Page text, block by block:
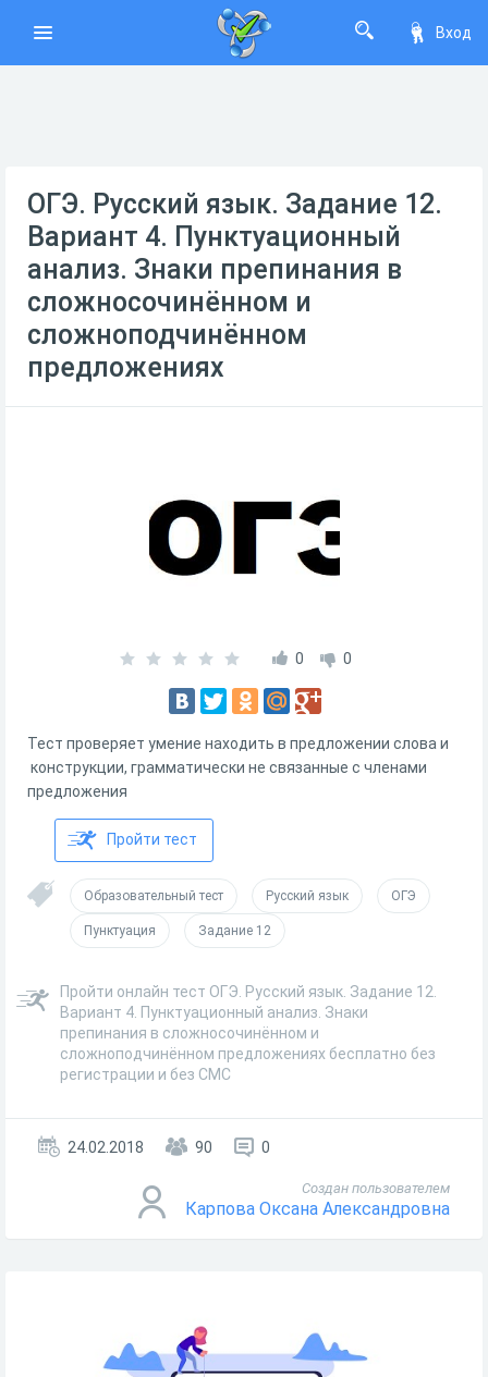
Вход
ОГЭ. Русский язык. Задание 12.
Вариант 4. Пунктуационный
анализ. Знаки препинания в
сложносочинённом и
сложноподчинённом
предложениях
0 0
Тест проверяет умение находить в предложении слова и
конструкции, грамматически не связанные с членами
предложения
Пройти тест
Образовательный тест Русский язык ОГЭ
Пунктуация Задание 12
Пройти онлайн тест ОГЭ. Русский язык. Задание 12.
Вариант 4. Пунктуационный анализ. Знаки
препинания в сложносочинённом и
сложноподчинённом предложениях бесплатно без
регистрации и без СМС
24.02.2018 90 0
Создан пользователем
Карпова Оксана Александровна